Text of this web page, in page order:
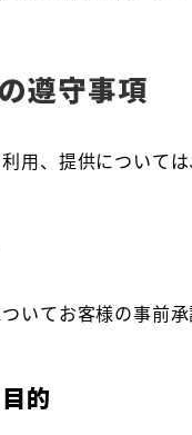
遵守事項
用、提供については
いてお客様の事前
的